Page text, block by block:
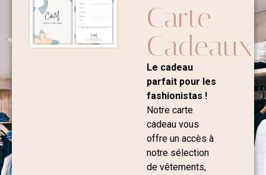
Carte
Cadeaux
Le cadeau
parfait pour les
fashionistas !
Notre carte
cadeau vous
offre un accès à
notre sélection
de vêtements,